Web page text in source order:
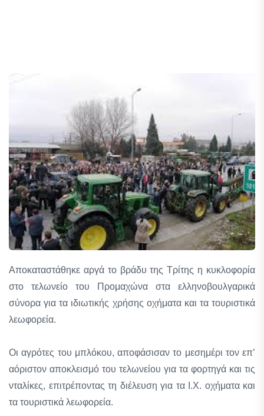
Αποκαταστάθηκε αργά το βράδυ της Τρίτης η κυκλοφορία
στο τελωνείο του Προμαχώνα στα ελληνοβουλγαρικά
σύνορα για τα ιδιωτικής χρήσης οχήματα και τα τουριστικά
λεωφορεία.
Οι αγρότες του μπλόκου, αποφάσισαν το μεσημέρι τον επ’
αόριστον αποκλεισμό του τελωνείου για τα φορτηγά και τις
νταλίκες, επιτρέποντας τη διέλευση για τα Ι.Χ. οχήματα και
τα τουριστικά λεωφορεία.